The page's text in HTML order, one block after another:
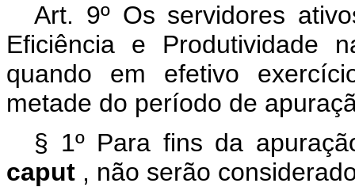
Art. 9º Os servidores
Eficiência e Produtividade
quando em efetivo
metade do período de
§ 1º Para fins da
caput , não serão